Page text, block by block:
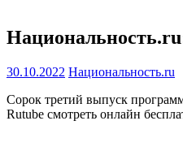
30.10.2022 Национальность.ru
Сорок третий выпуск
Rutube смотреть онлайн